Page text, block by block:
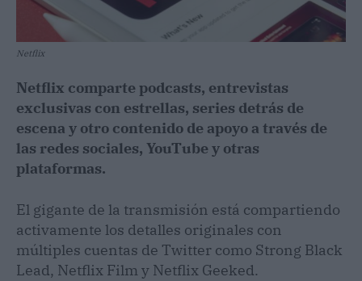
Netflix
Netflix comparte podcasts, entrevistas
exclusivas con estrellas, series detrás de
escena y otro contenido de apoyo a través de
las redes sociales, YouTube y otras
plataformas.
El gigante de la transmisión está compartiendo
activamente los detalles originales con
múltiples cuentas de Twitter como Strong Black
Lead, Netflix Film y Netflix Geeked.